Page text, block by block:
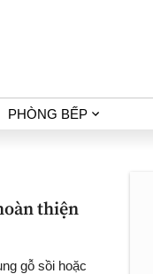
PHÒNG BẾP
thiện
gỗ sồi hoặc